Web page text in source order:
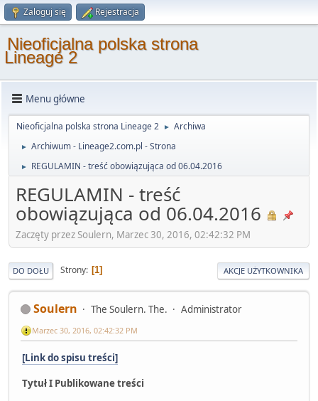
Zaloguj się Rejestracja
Nieoficjalna polska strona
Lineage 2
Menu główne
Nieoficjalna polska strona Lineage 2 ► Archiwa
► Archiwum - Lineage2.com.pl - Strona
► REGULAMIN - treść obowiązująca od 06.04.2016
REGULAMIN - treść
obowiązująca od 06.04.2016
Zaczęty przez Soulern, Marzec 30, 2016, 02:42:32 PM
DO DOŁU Strony 1 AKCJE UŻYTKOWNIKA
Soulern The Soulern. The. Administrator
Marzec 30, 2016, 02:42:32 PM
[Link do spisu treści]
Tytuł I Publikowane treści